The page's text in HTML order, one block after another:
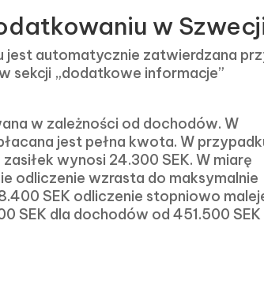
w
automatycznie zatwierdzana
sekcji „dodatkowe informacje”
w zależności od dochodów. W
jest pełna kwota. W
wynosi 24.300 SEK. W miarę
odliczenie wzrasta do maksymalnie
SEK odliczenie stopniowo
SEK dla dochodów od 451.500 SEK